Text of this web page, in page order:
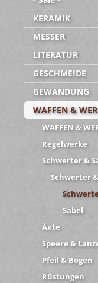
KERAMIK
MESSER
LITERATUR
GESCHMEIDE
GEWANDUNG
WAFFEN &
WAFFEN &
Regelwerke
Schwerter &
Schwerter
Säbel
Äxte
Speere &
Pfeil & Bogen
Rüstungen